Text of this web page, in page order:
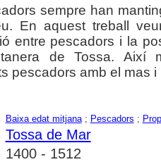
sempre han
En aquest treball
entre pescadors i la
de Tossa. Així
pescadors amb el mas i
Baixa edat mitjana; Pescadors ;
Tossa de Mar
1400 - 1512